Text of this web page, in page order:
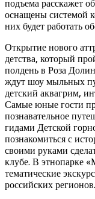
подъема расскажет
оснащены системой
них будет работать
Открытие нового
детства, который
полдень в Роза
ждут шоу мыльных
детский аквагрим,
Самые юные гости
познавательное
гидами Детской
познакомиться с
своими руками
клубе. В этнопарке
тематические
российских